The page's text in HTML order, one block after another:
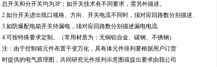
总开关和分开关均为3P；如开关技术有不同要求，需另外描述。
2.如分开关进出线口规格、方向、开关电流不同时，须对应回路数分别描述、
3.如防爆配电箱开关待漏电，须对应回路数分别描述漏电电流.
4.可按特殊要求定制。（常用材质为：无铜铝合金、碳钢、不锈钢）
注：由于控制箱元件布置千变万化，具有体元件排列要根据用户订货
时提供的电气原理图，共同研究元件排列示意图或提出要求由我公司